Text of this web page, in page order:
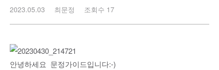
2023.05.03 최문정 조회수 17
안녕하세요 문정가이드입니다:-)